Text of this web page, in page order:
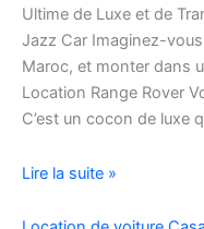
Ultime de Luxe et de
Jazz Car Imaginez-
Maroc, et monter dans
Location Range Rover
C’est un cocon de luxe
Location
Rover
Lire la suite »